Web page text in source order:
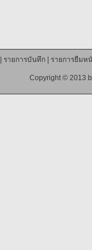
รายการบันทึก| รายการยืมห
Copyright © 2013